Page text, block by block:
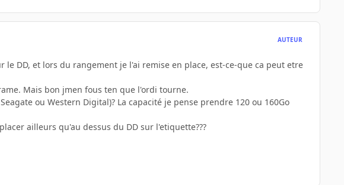
AUTEUR
DD, et lors du rangement je l'ai remise en place, est-ce-que ca peut etre
Mais bon jmen fous ten que l'ordi tourne.
ou Western Digital)? La capacité je pense prendre 120 ou 160Go
ailleurs qu'au dessus du DD sur l'etiquette???